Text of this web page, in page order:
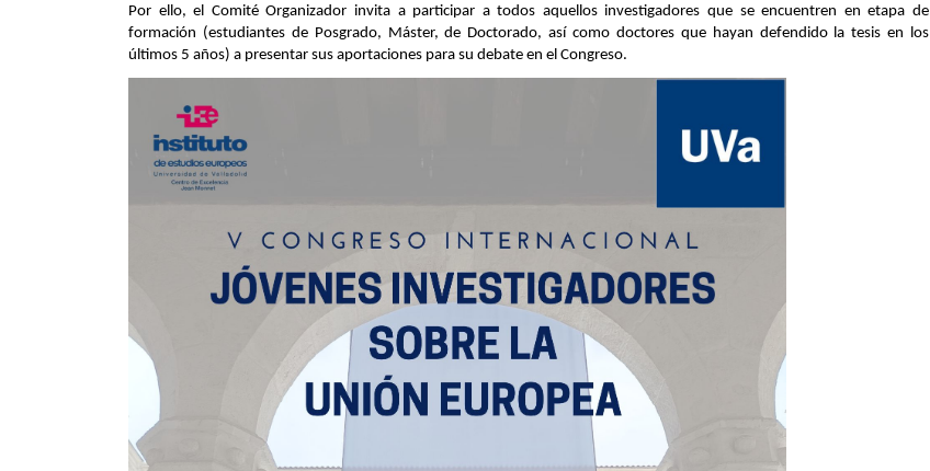
Por ello, el Comité Organizador invita a participar a todos aquellos investigadores que se encuentren en etapa de
formación (estudiantes de Posgrado, Máster, de Doctorado, así como doctores que hayan defendido la tesis en los
últimos 5 años) a presentar sus aportaciones para su debate en el Congreso.